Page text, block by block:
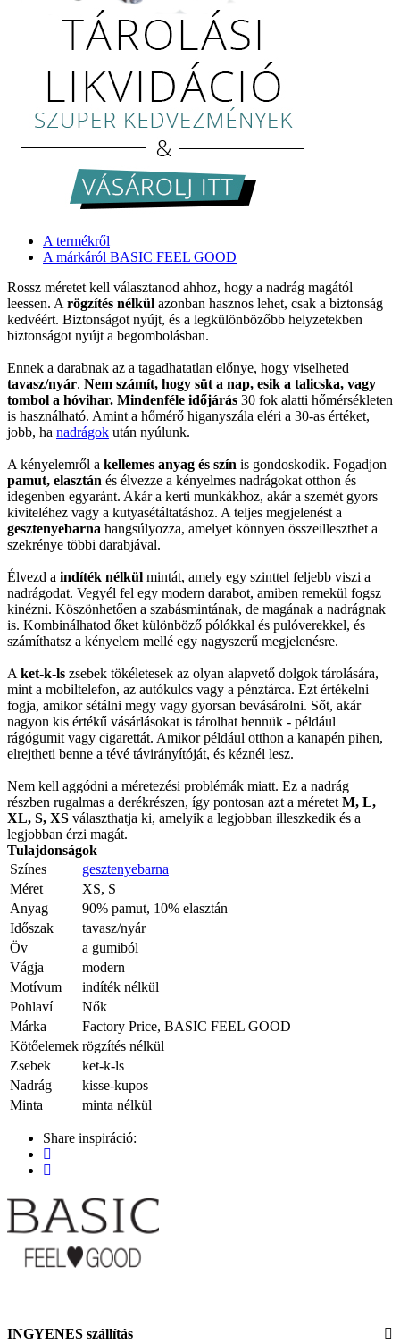
A termékről
A márkáról BASIC FEEL GOOD
Rossz méretet kell választanod ahhoz, hogy a nadrág magától
leessen. A rögzítés nélkül azonban hasznos lehet, csak a biztonság
kedvéért. Biztonságot nyújt, és a legkülönbözőbb helyzetekben
biztonságot nyújt a begombolásban.
Ennek a darabnak az a tagadhatatlan előnye, hogy viselheted
tavasz/nyár. Nem számít, hogy süt a nap, esik a talicska, vagy
tombol a hóvihar. Mindenféle időjárás 30 fok alatti hőmérsékleten
is használható. Amint a hőmérő higanyszála eléri a 30-as értéket,
jobb, ha nadrágok után nyúlunk.
A kényelemről a kellemes anyag és szín is gondoskodik. Fogadjon
pamut, elasztán és élvezze a kényelmes nadrágokat otthon és
idegenben egyaránt. Akár a kerti munkákhoz, akár a szemét gyors
kiviteléhez vagy a kutyasétáltatáshoz. A teljes megjelenést a
gesztenyebarna hangsúlyozza, amelyet könnyen összeilleszthet a
szekrénye többi darabjával.
Élvezd a indíték nélkül mintát, amely egy szinttel feljebb viszi a
nadrágodat. Vegyél fel egy modern darabot, amiben remekül fogsz
kinézni. Köszönhetően a szabásmintának, de magának a nadrágnak
is. Kombinálhatod őket különböző pólókkal és pulóverekkel, és
számíthatsz a kényelem mellé egy nagyszerű megjelenésre.
A ket-k-ls zsebek tökéletesek az olyan alapvető dolgok tárolására,
mint a mobiltelefon, az autókulcs vagy a pénztárca. Ezt értékelni
fogja, amikor sétálni megy vagy gyorsan bevásárolni. Sőt, akár
nagyon kis értékű vásárlásokat is tárolhat bennük - például
rágógumit vagy cigarettát. Amikor például otthon a kanapén pihen,
elrejtheti benne a tévé távirányítóját, és kéznél lesz.
Nem kell aggódni a méretezési problémák miatt. Ez a nadrág
részben rugalmas a derékrészen, így pontosan azt a méretet M, L,
XL, S, XS választhatja ki, amelyik a legjobban illeszkedik és a
legjobban érzi magát.
Tulajdonságok
Színes
gesztenyebarna
Méret
XS, S
Anyag
90% pamut, 10% elasztán
Időszak
tavasz/nyár
Öv
a gumiból
Vágja
modern
Motívum
indíték nélkül
Pohlaví
Nők
Márka
Factory Price, BASIC FEEL GOOD
Kötőelemek rögzítés nélkül
Zsebek
ket-k-ls
Nadrág
kisse-kupos
Minta
minta nélkül
Share inspiráció:
INGYENES szállítás